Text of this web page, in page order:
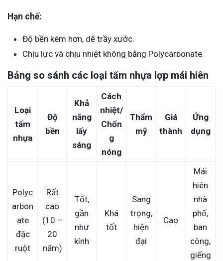
Hạn chế:
Độ bền kém hơn, dễ trầy xước.
Chịu lực và chịu nhiệt không bằng Polycarbonate.
Bảng so sánh các loại tấm nhựa lợp mái hiên
Loại
tấm
nhựa
Độ
bền
Khả
năng
lấy
sáng
Cách
nhiệt/
Chốn
g
nóng
Thẩm
mỹ
Giá
thành
Ứng
dụng
Polyc
arbon
ate
đặc
ruột
Rất
cao
(10 –
20
năm)
Tốt,
gần
như
kính
Khá
tốt
Sang
trọng,
hiện
đại
Cao
Mái
hiên
nhà
phố,
ban
công,
giếng